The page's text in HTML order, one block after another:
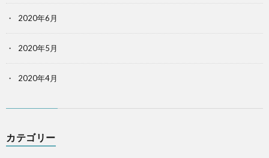
2020年6月
2020年5月
2020年4月
カテゴリー